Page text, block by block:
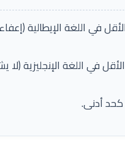
في اللغة الإيطالية
في اللغة الإنجليزية (لا
كحد أدنى.